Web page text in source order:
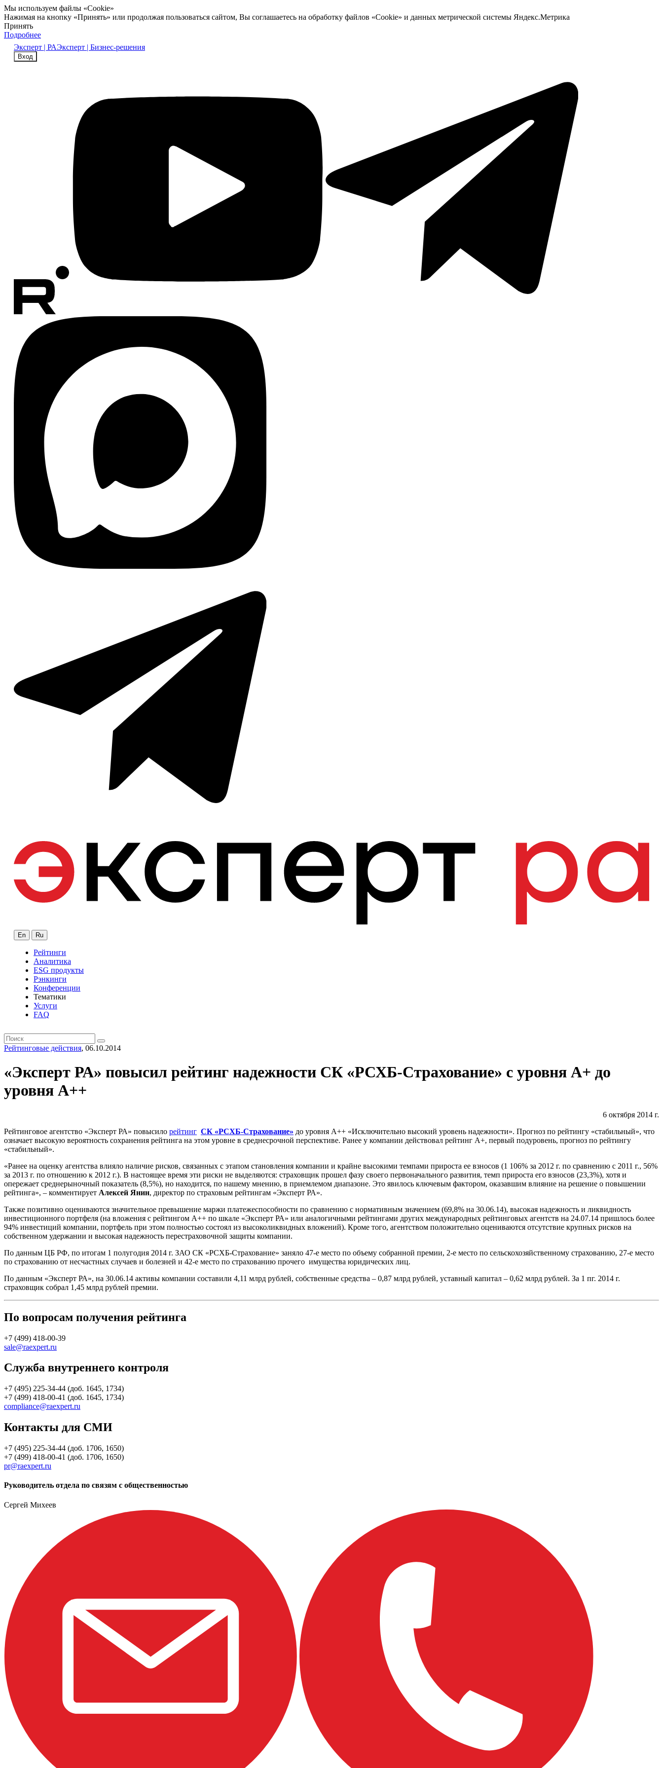
Мы используем файлы «Cookie»
Нажимая на кнопку «Принять» или продолжая пользоваться сайтом, Вы соглашаетесь на обработку файлов «Cookie» и данных метрической системы Яндекс.Метрика
Принять
Подробнее
Эксперт | РАЭксперт | Бизнес-решения
Вход
En Ru
Рейтинги
Аналитика
ESG продукты
Рэнкинги
Конференции
Тематики
Услуги
FAQ
Рейтинговые действия, 06.10.2014
«Эксперт РА» повысил рейтинг надежности СК «РСХБ-Страхование» с уровня А+ до
уровня А++
6 октября 2014 г.
Рейтинговое агентство «Эксперт РА» повысило рейтинг СК «РСХБ-Страхование» до уровня А++ «Исключительно высокий уровень надежности». Прогноз по рейтингу «стабильный», что
означает высокую вероятность сохранения рейтинга на этом уровне в среднесрочной перспективе. Ранее у компании действовал рейтинг А+, первый подуровень, прогноз по рейтингу
«стабильный».
«Ранее на оценку агентства влияло наличие рисков, связанных с этапом становления компании и крайне высокими темпами прироста ее взносов (1 106% за 2012 г. по сравнению с 2011 г., 56%
за 2013 г. по отношению к 2012 г.). В настоящее время эти риски не выделяются: страховщик прошел фазу своего первоначального развития, темп прироста его взносов (23,3%), хотя и
опережает среднерыночный показатель (8,5%), но находится, по нашему мнению, в приемлемом диапазоне. Это явилось ключевым фактором, оказавшим влияние на решение о повышении
рейтинга», – комментирует Алексей Янин, директор по страховым рейтингам «Эксперт РА».
Также позитивно оцениваются значительное превышение маржи платежеспособности по сравнению с нормативным значением (69,8% на 30.06.14), высокая надежность и ликвидность
инвестиционного портфеля (на вложения с рейтингом А++ по шкале «Эксперт РА» или аналогичными рейтингами других международных рейтинговых агентств на 24.07.14 пришлось более
94% инвестиций компании, портфель при этом полностью состоял из высоколиквидных вложений). Кроме того, агентством положительно оцениваются отсутствие крупных рисков на
собственном удержании и высокая надежность перестраховочной защиты компании.
По данным ЦБ РФ, по итогам 1 полугодия 2014 г. ЗАО СК «РСХБ-Страхование» заняло 47-е место по объему собранной премии, 2-е место по сельскохозяйственному страхованию, 27-е место
по страхованию от несчастных случаев и болезней и 42-е место по страхованию прочего имущества юридических лиц.
По данным «Эксперт РА», на 30.06.14 активы компании составили 4,11 млрд рублей, собственные средства – 0,87 млрд рублей, уставный капитал – 0,62 млрд рублей. За 1 пг. 2014 г.
страховщик собрал 1,45 млрд рублей премии.
По вопросам получения рейтинга
+7 (499) 418-00-39
sale@raexpert.ru
Служба внутреннего контроля
+7 (495) 225-34-44 (доб. 1645, 1734)
+7 (499) 418-00-41 (доб. 1645, 1734)
compliance@raexpert.ru
Контакты для СМИ
+7 (495) 225-34-44 (доб. 1706, 1650)
+7 (499) 418-00-41 (доб. 1706, 1650)
pr@raexpert.ru
Руководитель отдела по связям с общественностью
Сергей Михеев